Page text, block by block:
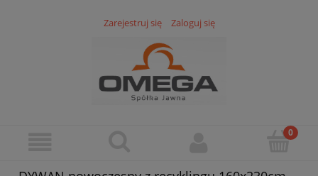
Zarejestruj się Zaloguj się